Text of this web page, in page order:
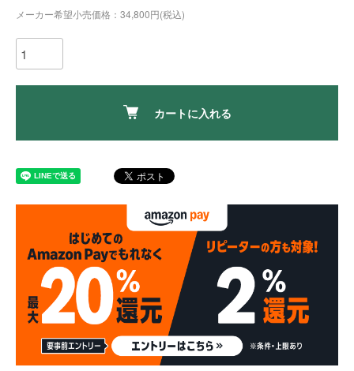
メーカー希望小売価格：34,800円(税込)
カートに入れる